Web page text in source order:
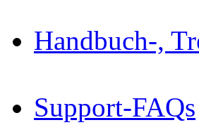
Handbuch-,
Support-FAQs